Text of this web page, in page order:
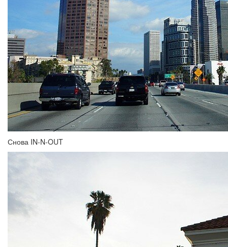
Снова IN-N-OUT